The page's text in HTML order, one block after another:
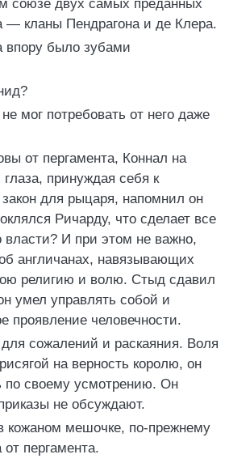
союзе двух самых преданных
— кланы Пендрагона и де Клера.
впору было зубами
мог потребовать от него даже
от пергамента, Коннал на
принуждая себя к
для рыцаря, напомнил он
Ричарду, что сделает все
власти? И при этом не важно,
англичанах, навязывающих
религию и волю. Стыд сдавил
умел управлять собой и
проявление человечности.
сожалений и раскаяния. Воля
на верность королю, он
по своему усмотрению. Он
не обсуждают.
кожаном мешочке, по-прежнему
пергамента.